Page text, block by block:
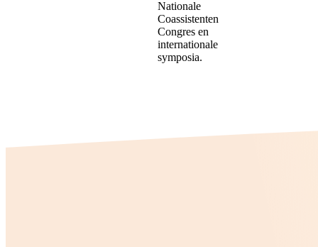
Nationale
Coassistenten
Congres en
internationale
symposia.